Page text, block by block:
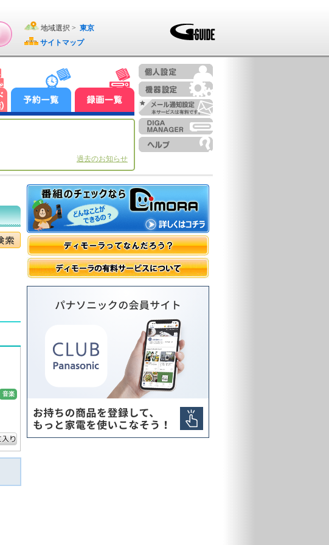
地域選択 > 東京
サイトマップ
過去のお知らせ
音楽